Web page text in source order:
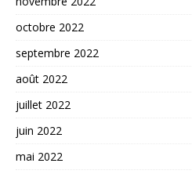
octobre 2022
septembre 2022
août 2022
juillet 2022
juin 2022
mai 2022